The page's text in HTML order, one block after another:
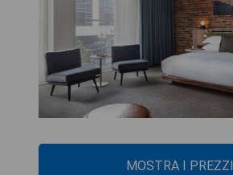
MOSTRA I PREZZI